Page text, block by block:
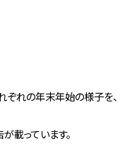
れぞれの年末年始の様子を、
が載っています。